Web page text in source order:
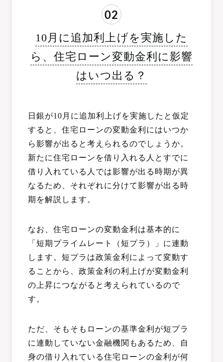
02
10月に追加利上げを実施した
ら、住宅ローン変動金利に影響
はいつ出る？
日銀が10月に追加利上げを実施したと仮定
すると、住宅ローンの変動金利にはいつか
ら影響が出ると考えられるのでしょうか。
新たに住宅ローンを借り入れる人とすでに
借り入れている人では影響が出る時期が異
なるため、それぞれに分けて影響が出る時
期を解説します。
なお、住宅ローンの変動金利は基本的に
「短期プライムレート（短プラ）」に連動
します。短プラは政策金利によって変動す
ることから、政策金利の利上げが変動金利
の上昇につながると考えられているので
す。
ただ、そもそもローンの基準金利が短プラ
に連動していない金融機関もあるため、自
身の借り入れている住宅ローンの金利が何